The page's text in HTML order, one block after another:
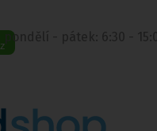
pondělí - pátek: 6:30 -